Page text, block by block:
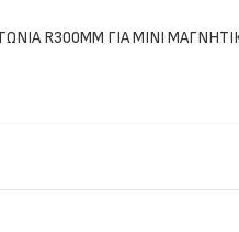
R300ΜΜ ΓΙΑ ΜΙΝΙ